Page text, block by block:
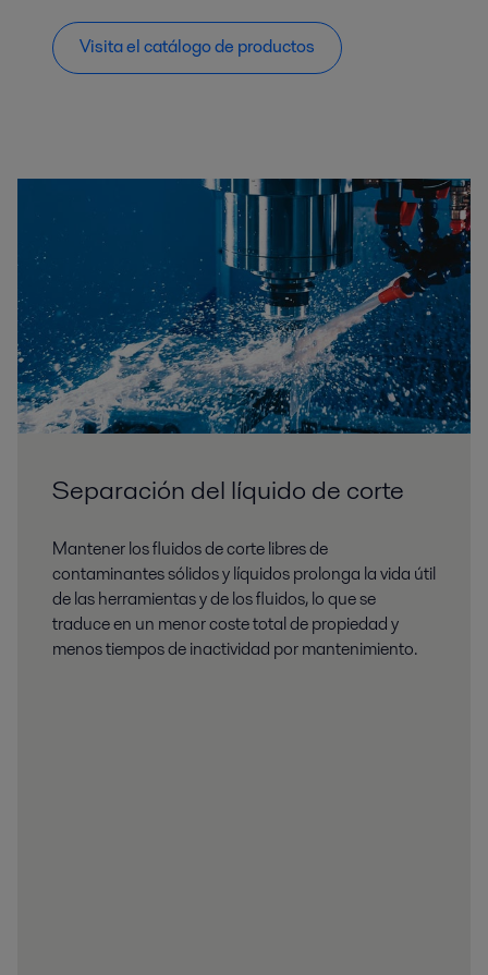
Visita el catálogo de productos
Separación del líquido de corte
Mantener los fluidos de corte libres de
contaminantes sólidos y líquidos prolonga la vida útil
de las herramientas y de los fluidos, lo que se
traduce en un menor coste total de propiedad y
menos tiempos de inactividad por mantenimiento.